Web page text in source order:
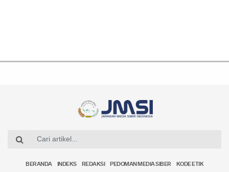
BERANDA INDEKS REDAKSI PEDOMAN MEDIA SIBER KODE ETIK